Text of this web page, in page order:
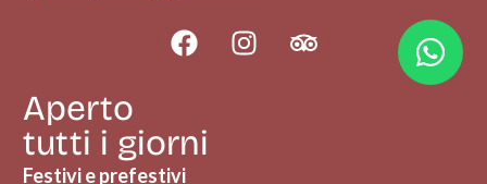
Aperto
tutti i giorni
Festivi e prefestivi